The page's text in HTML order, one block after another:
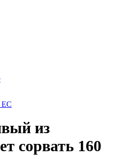
ЕС
из
сорвать 160